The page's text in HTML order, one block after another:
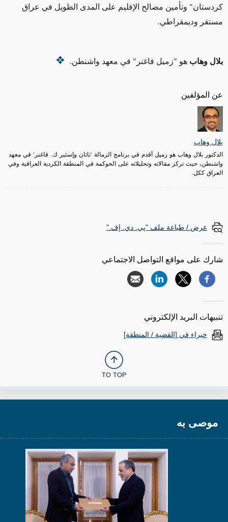
عن المؤلفين
بلال وهاب
الدكتور بلال وهاب هو زميل أقدم في برنامج الزمالة "ناثان وإسثير ك. فاغنر" في معهد
واشنطن، حيث تركز مقالاته وتحليلاته على الحوكمة في المنطقة الكردية العراقية وفي
العراق ككل.
كردستان" وتأمين مصالح الإقليم على المدى الطويل في عراق
مستقر وديمقراطي.
بلال وهاب هو "زميل فاغنر" في معهد واشنطن.
عرض / طباعة ملف "پي. دي. إف."
شارك على مواقع التواصل الاجتماعي
تنبيهات البريد الإلكتروني
خبراء في [القضية / المنطقة]
TO TOP
موصى به